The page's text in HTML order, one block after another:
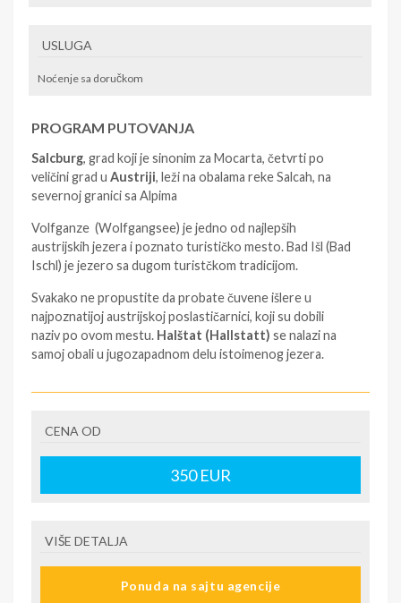
USLUGA
Noćenje sa doručkom
PROGRAM PUTOVANJA
Salcburg, grad koji je sinonim za Mocarta, četvrti po
veličini grad u Austriji, leži na obalama reke Salcah, na
severnoj granici sa Alpima
Volfganze (Wolfgangsee) je jedno od najlepših
austrijskih jezera i poznato turističko mesto. Bad Išl (Bad
Ischl) je jezero sa dugom turistčkom tradicijom.
Svakako ne propustite da probate čuvene išlere u
najpoznatijoj austrijskoj poslastičarnici, koji su dobili
naziv po ovom mestu. Halštat (Hallstatt) se nalazi na
samoj obali u jugozapadnom delu istoimenog jezera.
U CENU JE UKLJUČENO
CENA OD
350EUR
VIŠE DETALJA
Ponuda na sajtu agencije